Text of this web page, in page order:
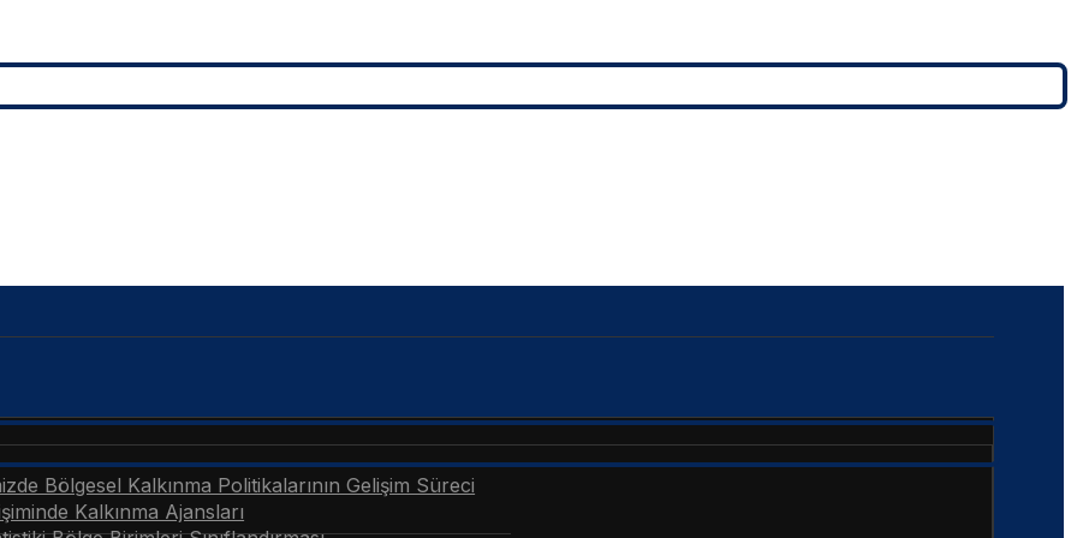
Bölgesel Kalkınma Politikalarının Gelişim Süreci
Kalkınma Ajansları